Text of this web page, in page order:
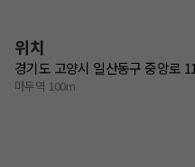
위치
경기도 고양시 일산동구 중앙로
마두역 100m